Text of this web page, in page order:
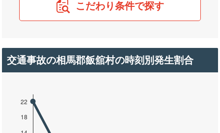
こだわり条件で探す
交通事故の相馬郡飯舘村の時刻別発生割合